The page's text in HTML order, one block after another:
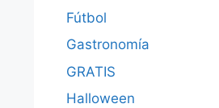
Fútbol
Gastronomía
GRATIS
Halloween